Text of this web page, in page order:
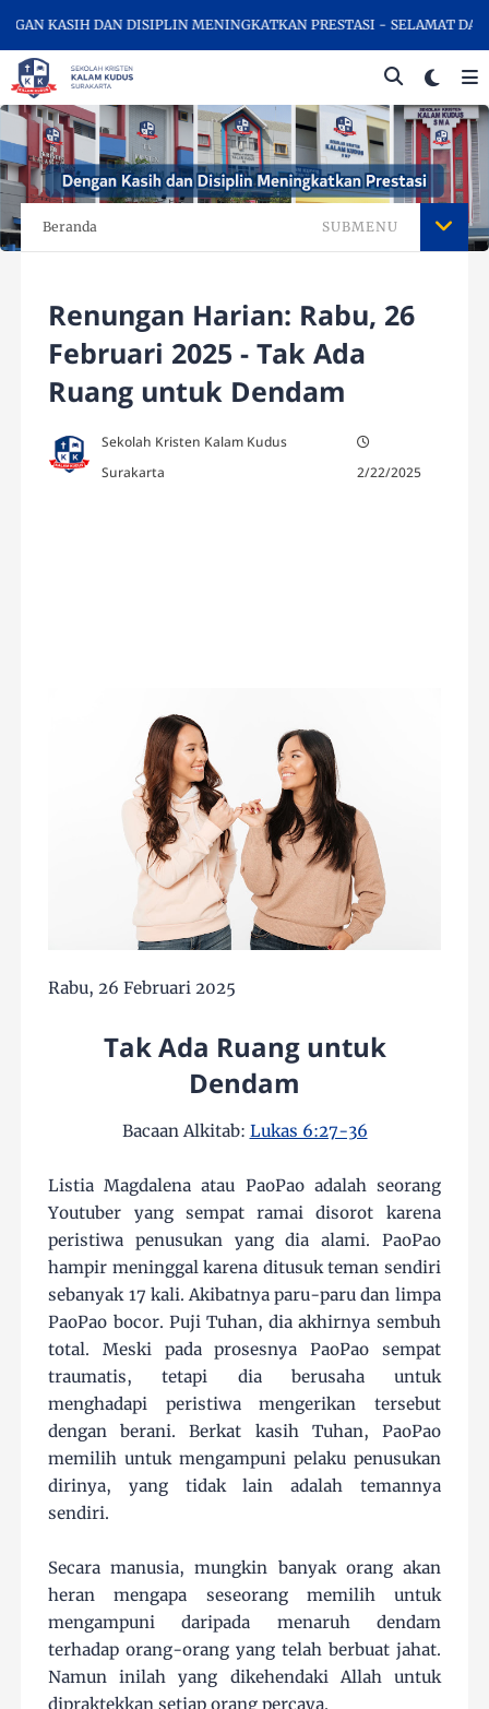
KASIH DAN DISIPLIN MENINGKATKAN PRESTASI - SELAMAT
Beranda SUBMENU
Renungan Harian: Rabu, 26
Februari 2025 - Tak Ada
Ruang untuk Dendam
Sekolah Kristen Kalam Kudus
Surakarta
2/22/2025
Rabu, 26 Februari 2025
Tak Ada Ruang untuk
Dendam
Bacaan Alkitab: Lukas 6:27-36
Listia Magdalena atau PaoPao adalah seorang
Youtuber yang sempat ramai disorot karena
peristiwa penusukan yang dia alami. PaoPao
hampir meninggal karena ditusuk teman sendiri
sebanyak 17 kali. Akibatnya paru-paru dan limpa
PaoPao bocor. Puji Tuhan, dia akhirnya sembuh
total. Meski pada prosesnya PaoPao sempat
traumatis, tetapi dia berusaha untuk
menghadapi peristiwa mengerikan tersebut
dengan berani. Berkat kasih Tuhan, PaoPao
memilih untuk mengampuni pelaku penusukan
dirinya, yang tidak lain adalah temannya
sendiri.
Secara manusia, mungkin banyak orang akan
heran mengapa seseorang memilih untuk
mengampuni daripada menaruh dendam
terhadap orang-orang yang telah berbuat jahat.
Namun inilah yang dikehendaki Allah untuk
dipraktekkan setiap orang percaya.